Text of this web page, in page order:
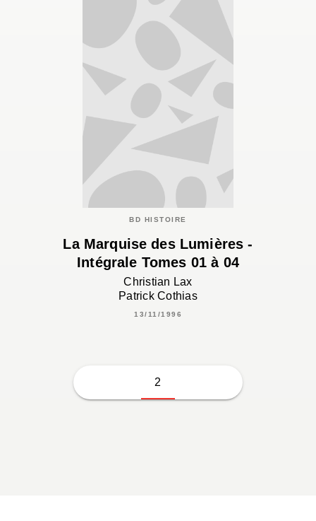
BD HISTOIRE
La Marquise des Lumières -
Intégrale Tomes 01 à 04
Christian Lax
Patrick Cothias
13/11/1996
2